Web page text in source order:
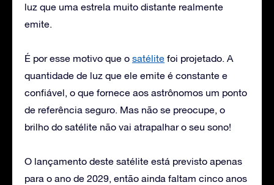
luz que uma estrela muito distante realmente
emite.
É por esse motivo que o satélite foi projetado. A
quantidade de luz que ele emite é constante e
confiável, o que fornece aos astrônomos um ponto
de referência seguro. Mas não se preocupe, o
brilho do satélite não vai atrapalhar o seu sono!
O lançamento deste satélite está previsto apenas
para o ano de 2029, então ainda faltam cinco anos